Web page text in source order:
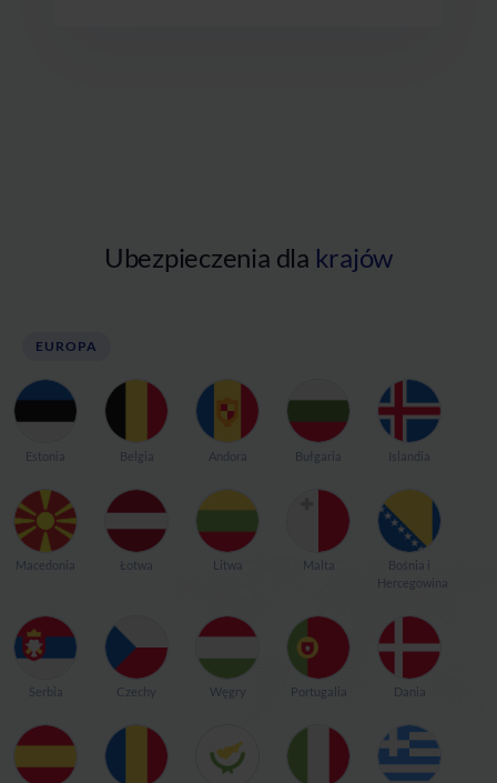
Ubezpieczenia dla krajów
EUROPA
Estonia Belgia Andora Bułgaria Islandia
Macedonia Łotwa Litwa Malta
Bośnia i
Hercegowina
Serbia Czechy Węgry Portugalia Dania